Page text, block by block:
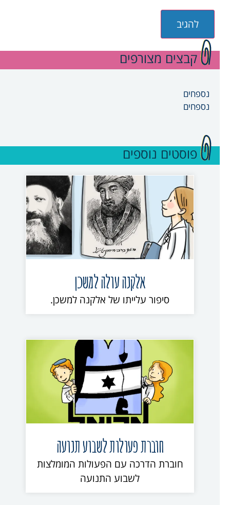
קבצים מצורפים
נספחים
נספחים
פוסטים נוספים
אלקנה עולה למשכן
סיפור עלייתו של אלקנה למשכן.
חוברת פעולות לשבוע תנועה
חוברת הדרכה עם הפעולות המומלצות
לשבוע התנועה